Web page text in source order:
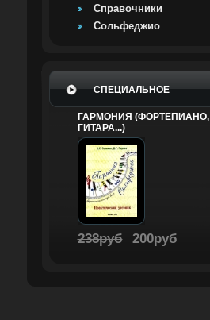
Справочники
Сольфеджио
СПЕЦИАЛЬНОЕ
ГАРМОНИЯ (ФОРТЕПИАНО,
ГИТАРА...)
238руб 200руб